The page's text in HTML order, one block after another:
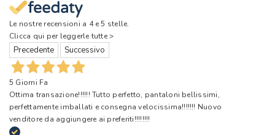
Le nostre recensioni a 4 e 5 stelle.
Clicca qui per leggerle tutte >
Precedente Successivo
5 Giorni Fa
Ottima transazione!!!!!! Tutto perfetto, pantaloni bellissimi,
perfettamente imballati e consegna velocissima!!!!!!! Nuovo
venditore da aggiungere ai preferiti!!!!!!!!